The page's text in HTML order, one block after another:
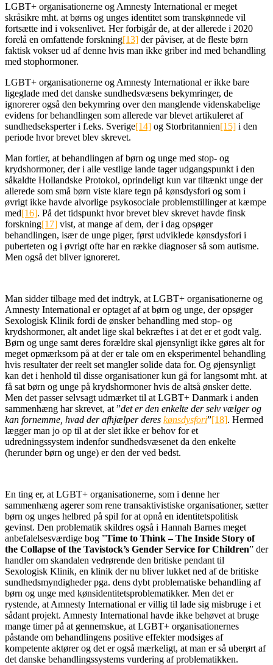
LGBT+ organisationerne og Amnesty International er meget
skråsikre mht. at børns og unges identitet som transkønnede vil
fortsætte ind i voksenlivet. Her forbigår de, at der allerede i 2020
forelå en omfattende forskning[13] der påviser, at de fleste børn
faktisk vokser ud af denne hvis man ikke griber ind med behandling
med stophormoner.
LGBT+ organisationerne og Amnesty International er ikke bare
ligeglade med det danske sundhedsvæsens bekymringer, de
ignorerer også den bekymring over den manglende videnskabelige
evidens for behandlingen som allerede var blevet artikuleret af
sundhedseksperter i f.eks. Sverige[14] og Storbritannien[15] i den
periode hvor brevet blev skrevet.
Man fortier, at behandlingen af børn og unge med stop- og
krydshormoner, der i alle vestlige lande tager udgangspunkt i den
såkaldte Hollandske Protokol, oprindeligt kun var tiltænkt unge der
allerede som små børn viste klare tegn på kønsdysfori og som i
øvrigt ikke havde alvorlige psykosociale problemstillinger at kæmpe
med[16]. På det tidspunkt hvor brevet blev skrevet havde finsk
forskning[17] vist, at mange af dem, der i dag opsøger
behandlingen, især de unge piger, først udviklede kønsdysfori i
puberteten og i øvrigt ofte har en række diagnoser så som autisme.
Men også det bliver ignoreret.
Man sidder tilbage med det indtryk, at LGBT+ organisationerne og
Amnesty International er optaget af at børn og unge, der opsøger
Sexologisk Klinik fordi de ønsker behandling med stop- og
krydshormoner, alt andet lige skal bekræftes i at det er et godt valg.
Børn og unge samt deres forældre skal øjensynligt ikke gøres alt for
meget opmærksom på at der er tale om en eksperimentel behandling
hvis resultater der reelt set mangler solide data for. Og øjensynligt
kan det i henhold til disse organisationer kun gå for langsomt mht. at
få sat børn og unge på krydshormoner hvis de altså ønsker dette.
Men det passer selvsagt udmærket til at LGBT+ Danmark i anden
sammenhæng har skrevet, at ”det er den enkelte der selv vælger og
kan fornemme, hvad der afhjælper deres kønsdysfori”[18]. Hermed
lægger man jo op til at der slet ikke er behov for et
udredningssystem indenfor sundhedsvæsenet da den enkelte
(herunder børn og unge) er den der ved bedst.
En ting er, at LGBT+ organisationerne, som i denne her
sammenhæng agerer som rene transaktivistiske organisationer, sætter
børn og unges helbred på spil for at opnå en identitetspolitisk
gevinst. Den problematik skildres også i Hannah Barnes meget
anbefalelsesværdige bog ”Time to Think – The Inside Story of
the Collapse of the Tavistock’s Gender Service for Children” der
handler om skandalen vedrørende den britiske pendant til
Sexologisk Klinik, en klinik der nu bliver lukket ned af de britiske
sundhedsmyndigheder pga. dens dybt problematiske behandling af
børn og unge med kønsidentitetsproblematikker. Men det er
rystende, at Amnesty International er villig til lade sig misbruge i et
sådant projekt. Amnesty International havde ikke behøvet at bruge
mange timer på at gennemskue, at LGBT+ organisationernes
påstande om behandlingens positive effekter modsiges af
kompetente aktører og det er også mærkeligt, at man er så uberørt af
det danske behandlingssystems vurdering af problematikken.